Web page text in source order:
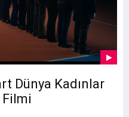
Dünya Kadınlar
Filmi